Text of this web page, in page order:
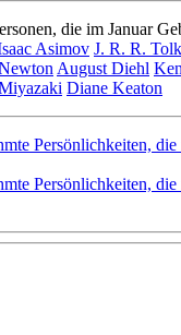
die im Januar
Asimov J. R. R.
August Diehl
Diane Keaton
Persönlichkeiten,
Persönlichkeiten,